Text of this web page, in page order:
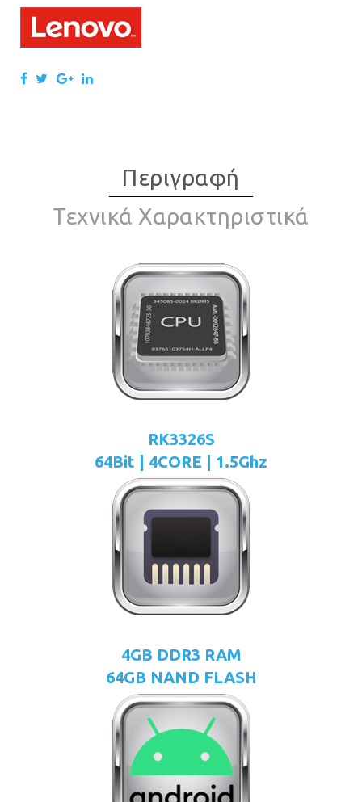
Περιγραφή
Τεχνικά Χαρακτηριστικά
RK3326S
64Bit | 4CORE | 1.5Ghz
4GB DDR3 RAM
64GB NAND FLASH